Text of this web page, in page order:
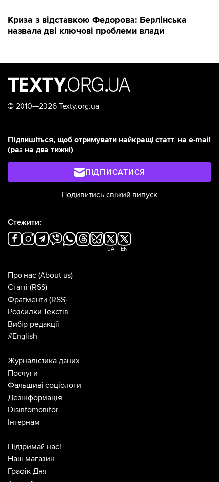
Криза з відставкою Федорова: Берлінська
назвала дві ключові проблеми влади
© 2010—2026 Texty.org.ua
Підпишіться, щоб отримувати найкращі статті на e-mail
(раз на два тижні)
ПІДПИСАТИСЯ
Подивитись свіжий випуск
Стежити:
UA EN
Про нас (About us)
Статті (RSS)
Фрагменти (RSS)
Розсилки Текстів
Вибір редакції
#English
Журналістика даних
Послуги
Фальшиві соціологи
Дезінформація
Disinfomonitor
Інтернам
Підтримай нас!
Наш магазин
Графік Дня